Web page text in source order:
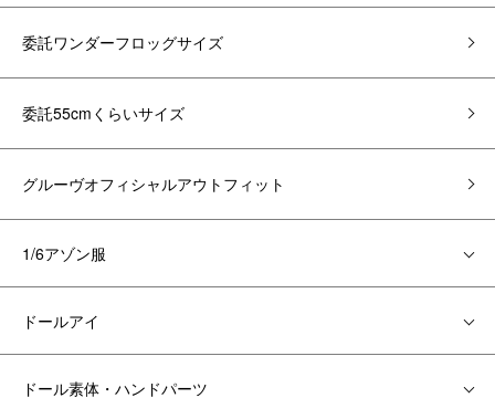
委託ワンダーフロッグサイズ
委託55cmくらいサイズ
グルーヴオフィシャルアウトフィット
1/6アゾン服
ドールアイ
ドール素体・ハンドパーツ